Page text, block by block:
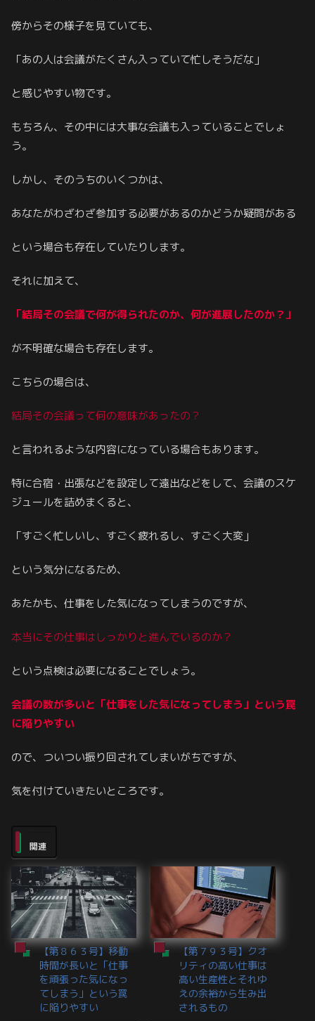
傍からその様子を見ていても、
「あの人は会議がたくさん入っていて忙しそうだな」
と感じやすい物です。
もちろん、その中には大事な会議も入っていることでしょ
う。
しかし、そのうちのいくつかは、
あなたがわざわざ参加する必要があるのかどうか疑問がある
という場合も存在していたりします。
それに加えて、
「結局その会議で何が得られたのか、何が進展したのか？」
が不明確な場合も存在します。
こちらの場合は、
結局その会議って何の意味があったの？
と言われるような内容になっている場合もあります。
特に合宿・出張などを設定して遠出などをして、会議のスケ
ジュールを詰めまくると、
「すごく忙しいし、すごく疲れるし、すごく大変」
という気分になるため、
あたかも、仕事をした気になってしまうのですが、
本当にその仕事はしっかりと進んでいるのか？
という点検は必要になることでしょう。
会議の数が多いと「仕事をした気になってしまう」という罠
に陥りやすい
ので、ついつい振り回されてしまいがちですが、
気を付けていきたいところです。
関連
【第８６３号】移動
時間が長いと「仕事
を頑張った気になっ
てしまう」という罠
に陥りやすい
【第７９３号】クオ
リティの高い仕事は
高い生産性とそれゆ
えの余裕から生み出
されるもの